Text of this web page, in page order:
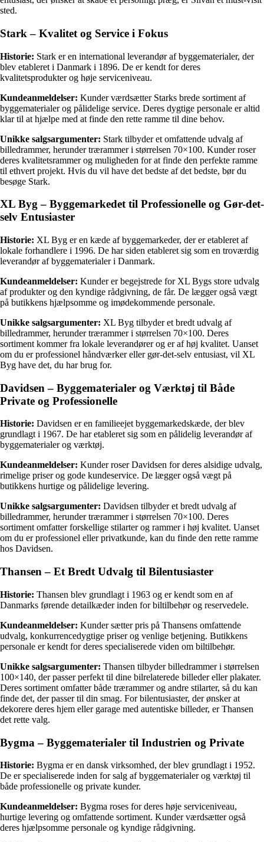
sted.
Stark – Kvalitet og Service i Fokus
Historie: Stark er en international leverandør af byggematerialer, der
blev etableret i Danmark i 1896. De er kendt for deres
kvalitetsprodukter og høje serviceniveau.
Kundeanmeldelser: Kunder værdsætter Starks brede sortiment af
byggematerialer og pålidelige service. Deres dygtige personale er altid
klar til at hjælpe med at finde den rette ramme til dine behov.
Unikke salgsargumenter: Stark tilbyder et omfattende udvalg af
billedrammer, herunder trærammer i størrelsen 70×100. Kunder roser
deres kvalitetsrammer og muligheden for at finde den perfekte ramme
til ethvert projekt. Hvis du vil have det bedste af det bedste, bør du
besøge Stark.
XL Byg – Byggemarkedet til Professionelle og Gør-det-
selv Entusiaster
Historie: XL Byg er en kæde af byggemarkeder, der er etableret af
lokale forhandlere i 1996. De har siden etableret sig som en troværdig
leverandør af byggematerialer i Danmark.
Kundeanmeldelser: Kunder er begejstrede for XL Bygs store udvalg
af produkter og den kyndige rådgivning, de får. De lægger også vægt
på butikkens hjælpsomme og imødekommende personale.
Unikke salgsargumenter: XL Byg tilbyder et bredt udvalg af
billedrammer, herunder trærammer i størrelsen 70×100. Deres
sortiment kommer fra lokale leverandører og er af høj kvalitet. Uanset
om du er professionel håndværker eller gør-det-selv entusiast, vil XL
Byg have det, du har brug for.
Davidsen – Byggematerialer og Værktøj til Både
Private og Professionelle
Historie: Davidsen er en familieejet byggemarkedskæde, der blev
grundlagt i 1967. De har etableret sig som en pålidelig leverandør af
byggematerialer og værktøj.
Kundeanmeldelser: Kunder roser Davidsen for deres alsidige udvalg,
rimelige priser og gode kundeservice. De lægger også vægt på
butikkens hurtige og pålidelige levering.
Unikke salgsargumenter: Davidsen tilbyder et bredt udvalg af
billedrammer, herunder trærammer i størrelsen 70×100. Deres
sortiment omfatter forskellige stilarter og rammer i høj kvalitet. Uanset
om du er professionel eller privatkunde, kan du finde den rette ramme
hos Davidsen.
Thansen – Et Bredt Udvalg til Bilentusiaster
Historie: Thansen blev grundlagt i 1963 og er kendt som en af
Danmarks førende detailkæder inden for biltilbehør og reservedele.
Kundeanmeldelser: Kunder sætter pris på Thansens omfattende
udvalg, konkurrencedygtige priser og venlige betjening. Butikkens
personale er kendt for deres specialiserede viden om biltilbehør.
Unikke salgsargumenter: Thansen tilbyder billedrammer i størrelsen
100×140, der passer perfekt til dine bilrelaterede billeder eller plakater.
Deres sortiment omfatter både trærammer og andre stilarter, så du kan
finde det, der passer til din smag. For bilentusiaster, der ønsker at
dekorere deres hjem eller garage med autentiske billeder, er Thansen
det rette valg.
Bygma – Byggematerialer til Industrien og Private
Historie: Bygma er en dansk virksomhed, der blev grundlagt i 1952.
De er specialiserede inden for salg af byggematerialer og værktøj til
både professionelle og private kunder.
Kundeanmeldelser: Bygma roses for deres høje serviceniveau,
hurtige levering og omfattende sortiment. Kunder værdsætter også
deres hjælpsomme personale og kyndige rådgivning.